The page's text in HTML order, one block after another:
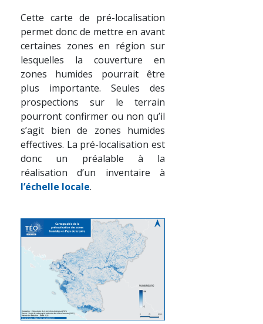
Cette carte de pré-localisation
permet donc de mettre en avant
certaines zones en région sur
lesquelles la couverture en
zones humides pourrait être
plus importante. Seules des
prospections sur le terrain
pourront confirmer ou non qu’il
s’agit bien de zones humides
effectives. La pré-localisation est
donc un préalable à la
réalisation d’un inventaire à
l’échelle locale.